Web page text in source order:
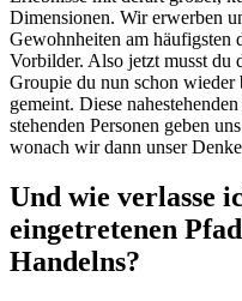
Dimensionen. Wir erwerben
Gewohnheiten am häufigsten
Vorbilder. Also jetzt musst du
Groupie du nun schon
gemeint. Diese
stehenden Personen geben
wonach wir dann unser
Und wie verlasse
eingetretenen
Handelns?